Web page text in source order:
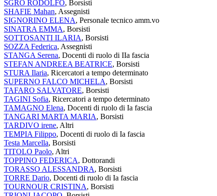
SGRO RODOLFO, Borsisti
SHAFIE Mahan, Assegnisti
SIGNORINO ELENA, Personale tecnico amm.vo
SINATRA EMMA, Borsisti
SOTTOSANTI ILARIA, Borsisti
SOZZA Federica, Assegnisti
STANGA Serena, Docenti di ruolo di IIa fascia
STEFAN ANDREEA BEATRICE, Borsisti
STURA Ilaria, Ricercatori a tempo determinato
SUPERNO FALCO MICHELA, Borsisti
TAFARO SALVATORE, Borsisti
TAGINI Sofia, Ricercatori a tempo determinato
TAMAGNO Elena, Docenti di ruolo di Ia fascia
TANGARI MARTA MARIA, Borsisti
TARDIVO irene, Altri
TEMPIA Filippo, Docenti di ruolo di Ia fascia
Testa Marcella, Borsisti
TITOLO Paolo, Altri
TOPPINO FEDERICA, Dottorandi
TORASSO ALESSANDRA, Borsisti
TORRE Dario, Docenti di ruolo di Ia fascia
TOURNOUR CRISTINA, Borsisti